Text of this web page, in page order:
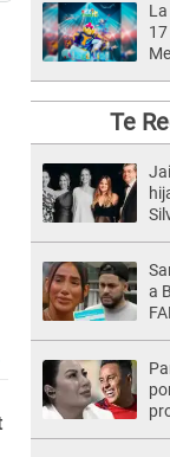
Te
a